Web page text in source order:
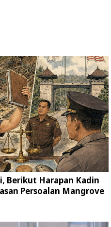
Berikut Harapan Kadin
Persoalan Mangrove